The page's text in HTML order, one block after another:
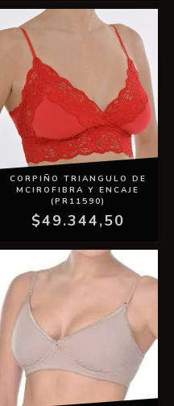
CORPIÑO TRIANGULO DE
MCIROFIBRA Y ENCAJE
(PR11590)
$49.344,50